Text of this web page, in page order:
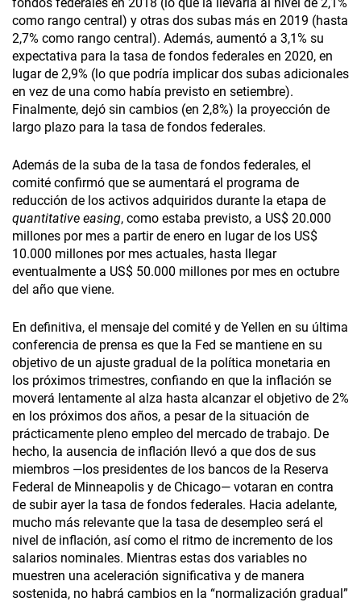
como rango central) y otras dos subas más en 2019 (hasta
2,7% como rango central). Además, aumentó a 3,1% su
expectativa para la tasa de fondos federales en 2020, en
lugar de 2,9% (lo que podría implicar dos subas adicionales
en vez de una como había previsto en setiembre).
Finalmente, dejó sin cambios (en 2,8%) la proyección de
largo plazo para la tasa de fondos federales.
Además de la suba de la tasa de fondos federales, el
comité confirmó que se aumentará el programa de
reducción de los activos adquiridos durante la etapa de
quantitative easing, como estaba previsto, a US$ 20.000
millones por mes a partir de enero en lugar de los US$
10.000 millones por mes actuales, hasta llegar
eventualmente a US$ 50.000 millones por mes en octubre
del año que viene.
En definitiva, el mensaje del comité y de Yellen en su última
conferencia de prensa es que la Fed se mantiene en su
objetivo de un ajuste gradual de la política monetaria en
los próximos trimestres, confiando en que la inflación se
moverá lentamente al alza hasta alcanzar el objetivo de 2%
en los próximos dos años, a pesar de la situación de
prácticamente pleno empleo del mercado de trabajo. De
hecho, la ausencia de inflación llevó a que dos de sus
miembros —los presidentes de los bancos de la Reserva
Federal de Minneapolis y de Chicago— votaran en contra
de subir ayer la tasa de fondos federales. Hacia adelante,
mucho más relevante que la tasa de desempleo será el
nivel de inflación, así como el ritmo de incremento de los
salarios nominales. Mientras estas dos variables no
muestren una aceleración significativa y de manera
sostenida, no habrá cambios en la “normalización gradual”